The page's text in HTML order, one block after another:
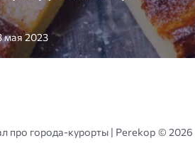
мая 2023
про города-курорты | Perekop © 2026